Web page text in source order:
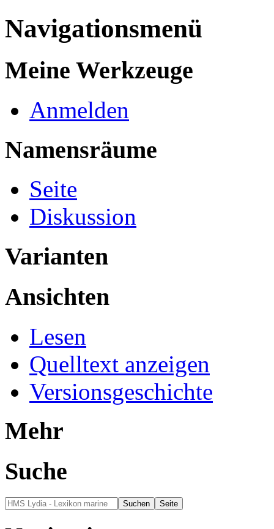
Navigationsmenü
Meine Werkzeuge
Anmelden
Namensräume
Seite
Diskussion
Varianten
Ansichten
Lesen
Quelltext anzeigen
Versionsgeschichte
Mehr
Suche